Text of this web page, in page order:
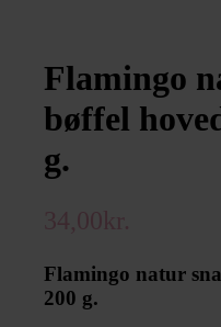
Flamingo
bøffel
g.
34,00 kr.
Flamingo natur
200 g.